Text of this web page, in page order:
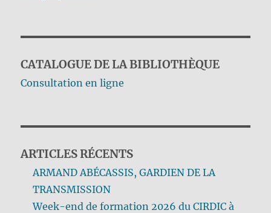
CATALOGUE DE LA BIBLIOTHÈQUE
Consultation en ligne
ARTICLES RÉCENTS
ARMAND ABÉCASSIS, GARDIEN DE LA
TRANSMISSION
Week-end de formation 2026 du CIRDIC à